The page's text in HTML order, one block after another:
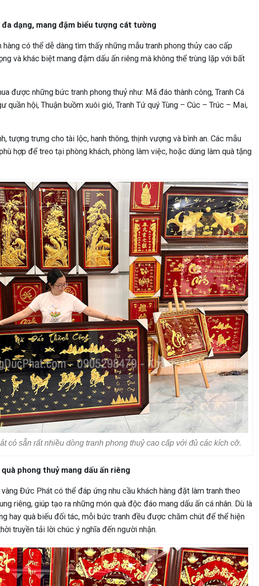
dạng, mang đậm biểu tượng cát tường
có thể dễ dàng tìm thấy những mẫu tranh phong thủy cao cấp
và khác biệt mang đậm dấu ấn riêng mà không thể trùng lặp với bất
được những bức tranh phong thuỷ như: Mã đáo thành công, Tranh Cá
quần hội, Thuận buồm xuôi gió, Tranh Tứ quý Tùng – Cúc – Trúc – Mai,
tượng trưng cho tài lộc, hanh thông, thịnh vượng và bình an. Các mẫu
hợp để treo tại phòng khách, phòng làm việc, hoặc dùng làm quà tặng
có sẵn rất nhiều dòng tranh phong thuỷ cao cấp với đủ các kích cỡ.
phong thuỷ mang dấu ấn riêng
Đức Phát có thể đáp ứng nhu cầu khách hàng đặt làm tranh theo
riêng, giúp tạo ra những món quà độc đáo mang dấu ấn cá nhân. Dù là
hay quà biếu đối tác, mỗi bức tranh đều được chăm chút để thể hiện
truyền tải lời chúc ý nghĩa đến người nhận.